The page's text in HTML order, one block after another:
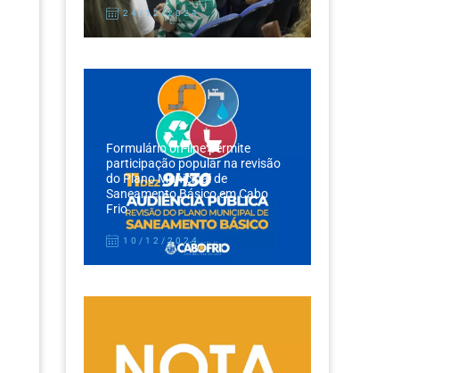
24/12/2024
Formulário on-line permite
participação popular na revisão
do Plano Municipal de
Saneamento Básico em Cabo
Frio
10/12/2024